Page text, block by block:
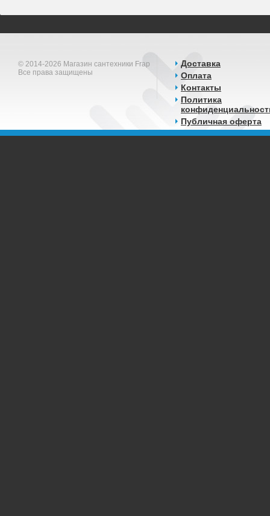
© 2014-2026 Магазин сантехники Frap
Все права защищены
Доставка
Оплата
Контакты
Политика
Публичная оферта